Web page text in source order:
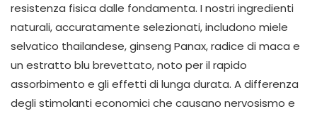
resistenza fisica dalle fondamenta. I nostri ingredienti
naturali, accuratamente selezionati, includono miele
selvatico thailandese, ginseng Panax, radice di maca e
un estratto blu brevettato, noto per il rapido
assorbimento e gli effetti di lunga durata. A differenza
degli stimolanti economici che causano nervosismo e